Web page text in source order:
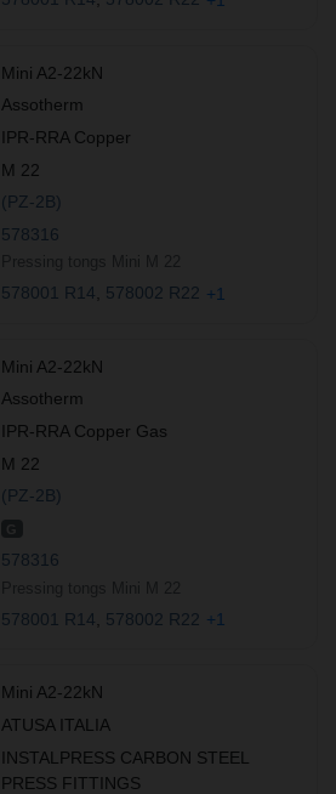
Mini A2-22kN
Assotherm
IPR-RRA Copper
M 22
(PZ-2B)
578316
578001 R14 578002 R22 +1
Mini A2-22kN
Assotherm
IPR-RRA Copper Gas
M 22
(PZ-2B)
578316
578001 R14 578002 R22 +1
Mini A2-22kN
ATUSA ITALIA
INSTALPRESS CARBON STEEL
PRESS FITTINGS